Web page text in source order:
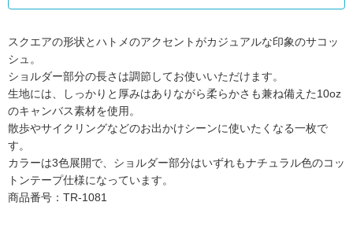
スクエアの形状とハトメのアクセントがカジュアルな印象のサコッ
シュ。
ショルダー部分の長さは調節してお使いいただけます。
生地には、しっかりと厚みはありながら柔らかさも兼ね備えた10oz
のキャンバス素材を使用。
散歩やサイクリングなどのお出かけシーンに使いたくなる一枚で
す。
カラーは3色展開で、ショルダー部分はいずれもナチュラル色のコッ
トンテープ仕様になっています。
商品番号：TR-1081